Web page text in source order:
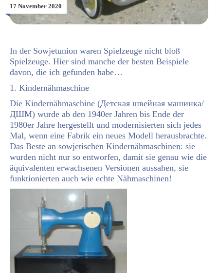
17 November 2020
In der Sowjetunion waren Spielzeuge nicht bloß
Spielzeuge. Hier sind manche der besten Beispiele
davon, die ich gefunden habe…
1. Kindernähmaschine
Die Kindernähmaschine (Детская швейная машинка/
ДШМ) wurde ab den 1940er Jahren bis Ende der
1980er Jahre hergestellt und modernisierten sich jedes
Mal, wenn eine Fabrik ein neues Modell herausbrachte.
Das Beste an sowjetischen Kindernähmaschinen: sie
wurden nicht nur so entworfen, damit sie genau wie die
äquivalenten erwachsenen Versionen aussahen, sie
funktionierten auch wie echte Nähmaschinen!